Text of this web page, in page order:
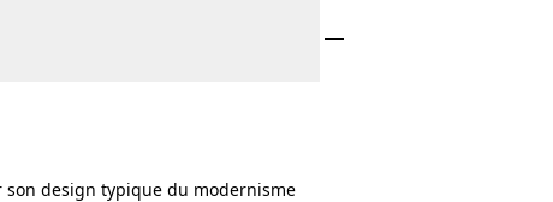
son design typique du modernisme